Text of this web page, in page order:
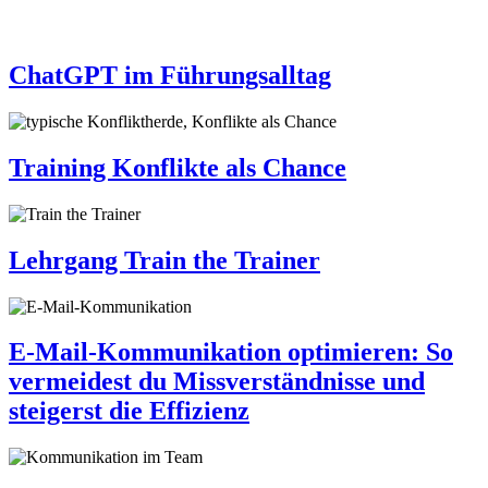
ChatGPT im Führungsalltag
Training Konflikte als Chance
Lehrgang Train the Trainer
E-Mail-Kommunikation optimieren: So
vermeidest du Missverständnisse und
steigerst die Effizienz